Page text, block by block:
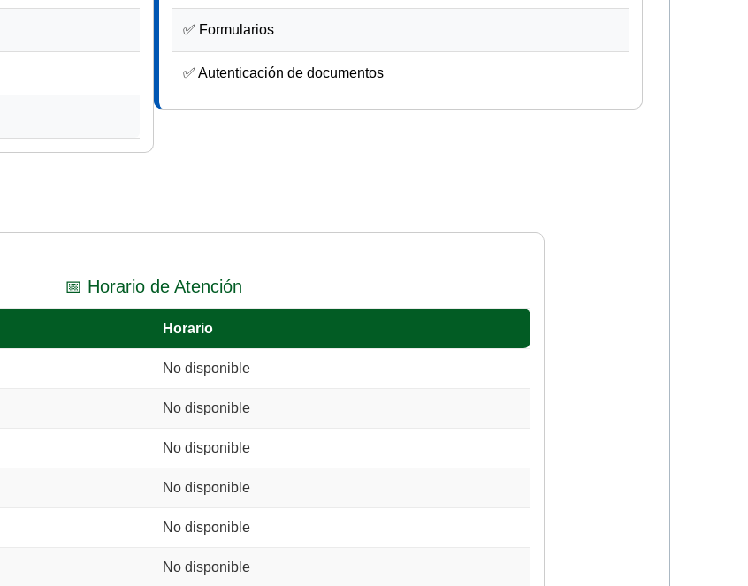
✅ Formularios
✅ Autenticación de documentos
📅 Horario de Atención
Horario
No disponible
No disponible
No disponible
No disponible
No disponible
No disponible